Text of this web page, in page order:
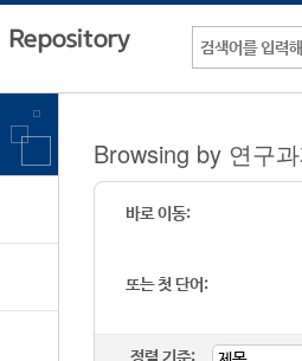
Browsing by 연구
바로 이동:
또는 첫 단어: